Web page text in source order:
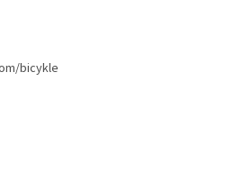
bicykle